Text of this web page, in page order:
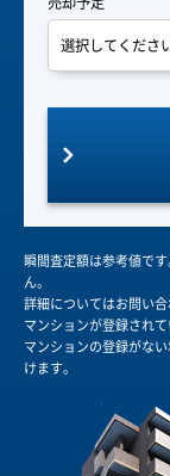
瞬間査定額は参考値で
ん。
詳細についてはお問い合
マンションが登録され
マンションの登録がな
けます。